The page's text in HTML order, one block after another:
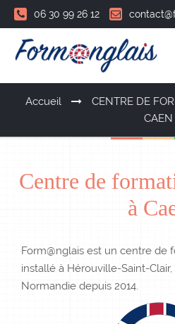
06 30 99 26 12
Accueil
CENTRE DE
CAEN
Centre de
à
Form@nglais est un centre de
installé à Hérouville-Saint-
Normandie depuis 2014.